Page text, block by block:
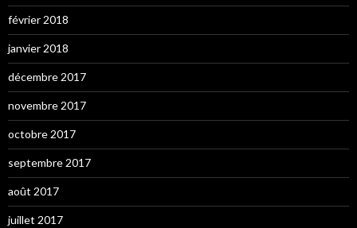
février 2018
janvier 2018
décembre 2017
novembre 2017
octobre 2017
septembre 2017
août 2017
juillet 2017